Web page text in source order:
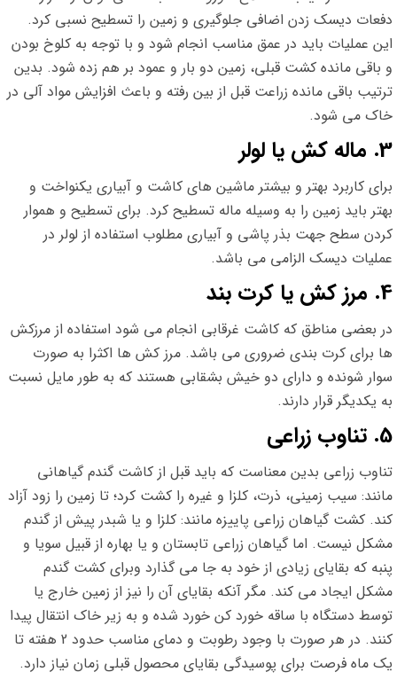
دفعات دیسک زدن اضافی جلوگیری و زمین را تسطیح نسبی کرد.
این عملیات باید در عمق مناسب انجام شود و با توجه به کلوخ بودن
و باقی مانده کشت قبلی، زمین دو بار و عمود بر هم زده شود. بدین
ترتیب باقی مانده زراعت قبل از بین رفته و باعث افزایش مواد آلی در
خاک می شود.
3. ماله کش یا لولر
برای کاربرد بهتر و بیشتر ماشین های کاشت و آبیاری یکنواخت و
بهتر باید زمین را به وسیله ماله تسطیح کرد. برای تسطیح و هموار
کردن سطح جهت بذر پاشی و آبیاری مطلوب استفاده از لولر در
عملیات دیسک الزامی می باشد.
4. مرز کش یا کرت بند
در بعضی مناطق که کاشت غرقابی انجام می شود استفاده از مرزکش
ها برای کرت بندی ضروری می باشد. مرز کش ها اکثرا به صورت
سوار شونده و دارای دو خیش بشقابی هستند که به طور مایل نسبت
به یکدیگر قرار دارند.
5. تناوب زراعی
تناوب زراعی بدین معناست که باید قبل از کاشت گندم گیاهانی
مانند: سیب زمینی، ذرت، کلزا و غیره را کشت کرد؛ تا زمین را زود آزاد
کند. کشت گیاهان زراعی پاییزه مانند: کلزا و یا شبدر پیش از گندم
مشکل نیست. اما گیاهان زراعی تابستان و یا بهاره از قبیل سویا و
پنبه که بقایای زیادی از خود به جا می گذارد وبرای کشت گندم
مشکل ایجاد می کند. مگر آنکه بقایای آن را نیز از زمین خارج یا
توسط دستگاه با ساقه خورد کن خورد شده و به زیر خاک انتقال پیدا
کنند. در هر صورت با وجود رطوبت و دمای مناسب حدود 2 هفته تا
یک ماه فرصت برای پوسیدگی بقایای محصول قبلی زمان نیاز دارد.